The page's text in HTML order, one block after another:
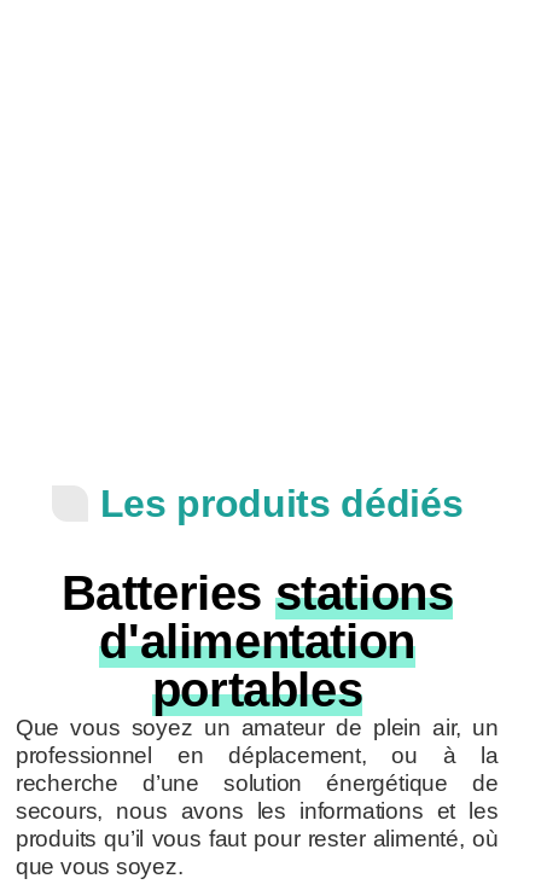
Les produits dédiés
Batteries stations
d'alimentation
portables
Que vous soyez un amateur de plein air, un
professionnel en déplacement, ou à la
recherche d’une solution énergétique de
secours, nous avons les informations et les
produits qu’il vous faut pour rester alimenté, où
que vous soyez.